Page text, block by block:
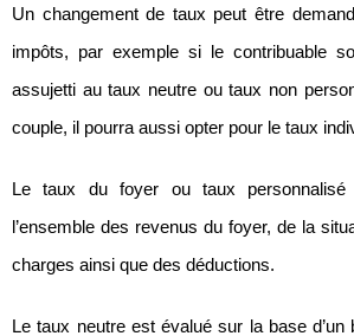
Un changement de taux peut être
impôts, par exemple si le contribuable
assujetti au taux neutre ou taux non
couple, il pourra aussi opter pour le taux
Le taux du foyer ou taux
l’ensemble des revenus du foyer, de la
charges ainsi que des déductions.
Le taux neutre est évalué sur la base d’un